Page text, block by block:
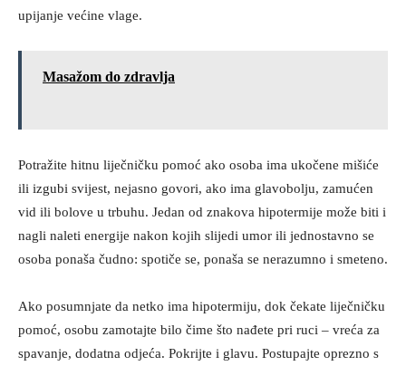
upijanje većine vlage.
Masažom do zdravlja
Potražite hitnu liječničku pomoć ako osoba ima ukočene mišiće
ili izgubi svijest, nejasno govori, ako ima glavobolju, zamućen
vid ili bolove u trbuhu. Jedan od znakova hipotermije može biti i
nagli naleti energije nakon kojih slijedi umor ili jednostavno se
osoba ponaša čudno: spotiče se, ponaša se nerazumno i smeteno.
Ako posumnjate da netko ima hipotermiju, dok čekate liječničku
pomoć, osobu zamotajte bilo čime što nađete pri ruci – vreća za
spavanje, dodatna odjeća. Pokrijte i glavu. Postupajte oprezno s